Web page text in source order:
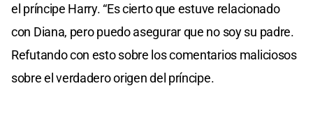
el príncipe Harry. “Es cierto que estuve relacionado
con Diana, pero puedo asegurar que no soy su padre.
Refutando con esto sobre los comentarios maliciosos
sobre el verdadero origen del príncipe.